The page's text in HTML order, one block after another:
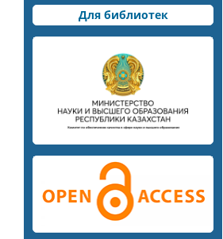
Для библиотек